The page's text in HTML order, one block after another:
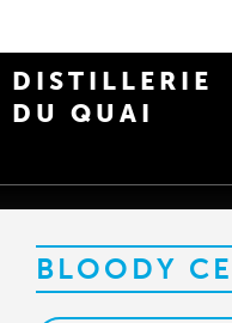
DISTILLERIE
DU QUAI
BLOODY